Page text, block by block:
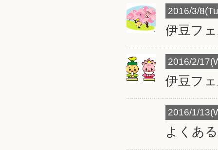
2016/3/
伊豆フ
2016/2/
伊豆フ
2016/1/
よくあ